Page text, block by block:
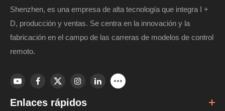
Shenzhen, es una empresa de alta tecnología que integra I +
D, producción y ventas. Se centra en la innovación y la
fabricación en el campo de las carreras de modelos de control
remoto.
Enlaces rápidos